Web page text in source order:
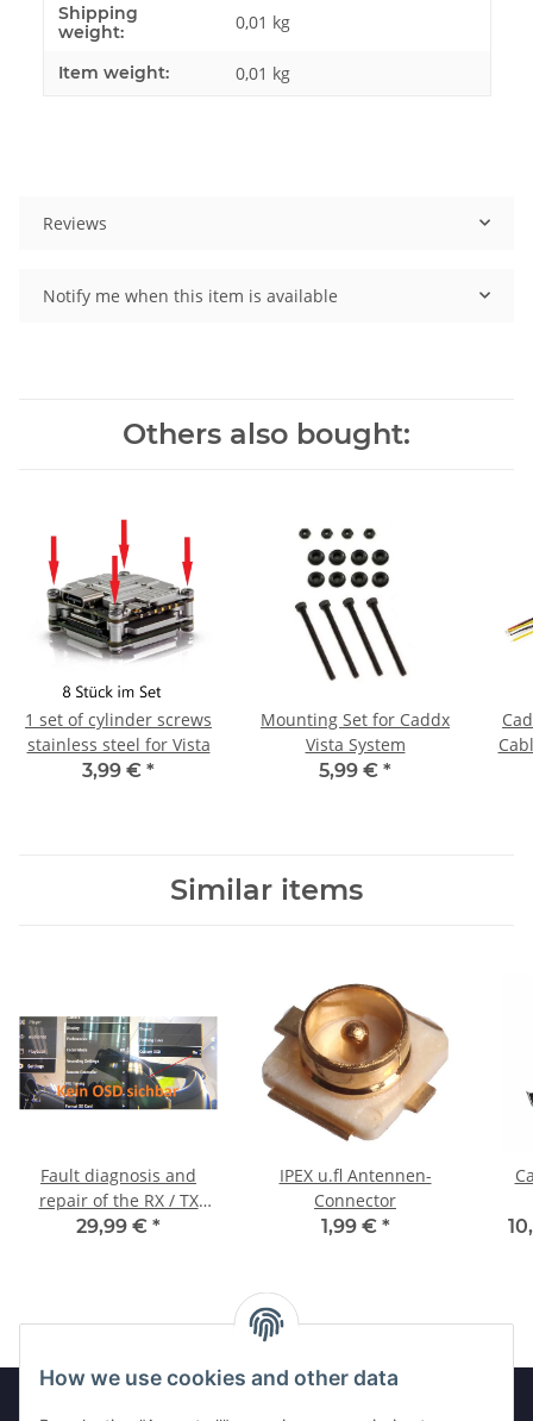
How we use cookies and other data
Item information
Value
Shipping
weight:
0,01 kg
Item weight: 0,01 kg
Reviews
Notify me when this item is available
Others also bought:
1 set of cylinder screws
stainless steel for Vista
3,99 € *
Mounting Set for Caddx
Vista System
5,99 € *
Similar items
Fault diagnosis and
repair of the RX / TX
lines
29,99 € *
IPEX u.fl Antennen-
Connector
1,99 € *